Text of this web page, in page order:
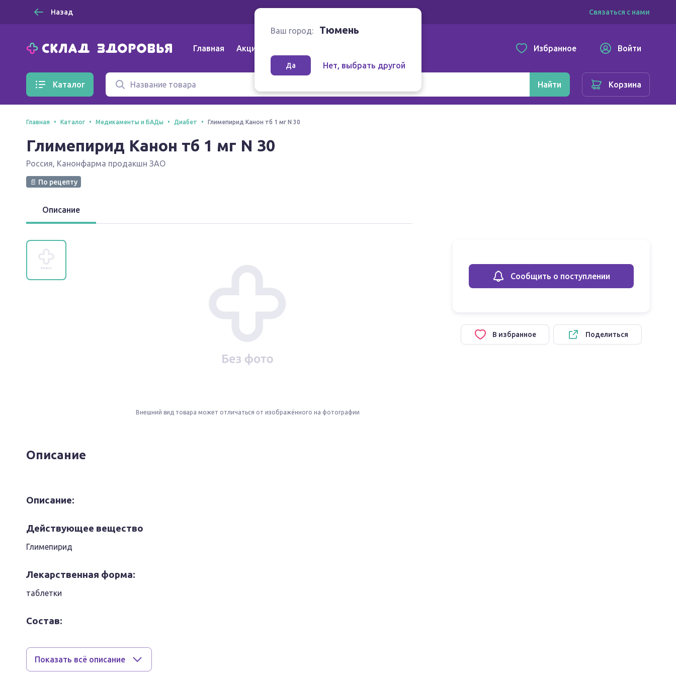
Назад Связаться с нами
Главная Акции Избранное Войти
Каталог Найти Корзина
Ваш город: Тюмень
Да Нет, выбрать другой
Главная Каталог Медикаменты и БАДы Диабет Глимепирид Канон тб 1 мг N 30
Глимепирид Канон тб 1 мг N 30
Россия, Канонфарма продакшн ЗАО
📄 По рецепту
Описание
Внешний вид товара может отличаться от изображённого на фотографии
Сообщить о поступлении
В избранное Поделиться
Описание
Описание:
Действующее вещество
Глимепирид
Лекарственная форма:
таблетки
Состав:
1 таблетка содержит:
Показать всё описание